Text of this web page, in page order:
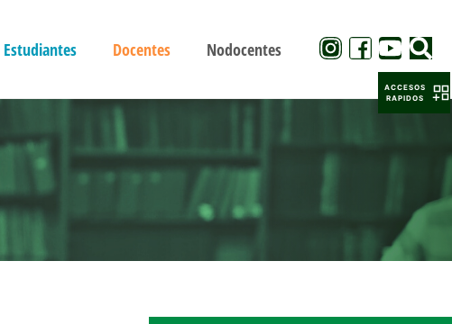
Estudiantes Docentes Nodocentes
ACCESOS
RAPIDOS